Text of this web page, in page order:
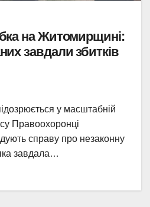
на Житомирщині:
завдали збитків
у масштабній
Правоохоронці
справу про незаконну
завдала…